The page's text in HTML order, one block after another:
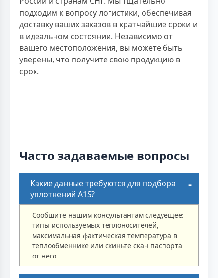
подходим к вопросу логистики, обеспечивая
доставку ваших заказов в кратчайшие сроки и
в идеальном состоянии. Независимо от
вашего местоположения, вы можете быть
уверены, что получите свою продукцию в
срок.
Часто задаваемые вопросы
Какие данные требуются для подбора
уплотнений A1S?
Сообщите нашим консультантам следуещее:
типы используемых теплоносителей,
максимальная фактическая температура в
теплообменнике или скиньте скан паспорта
от него.